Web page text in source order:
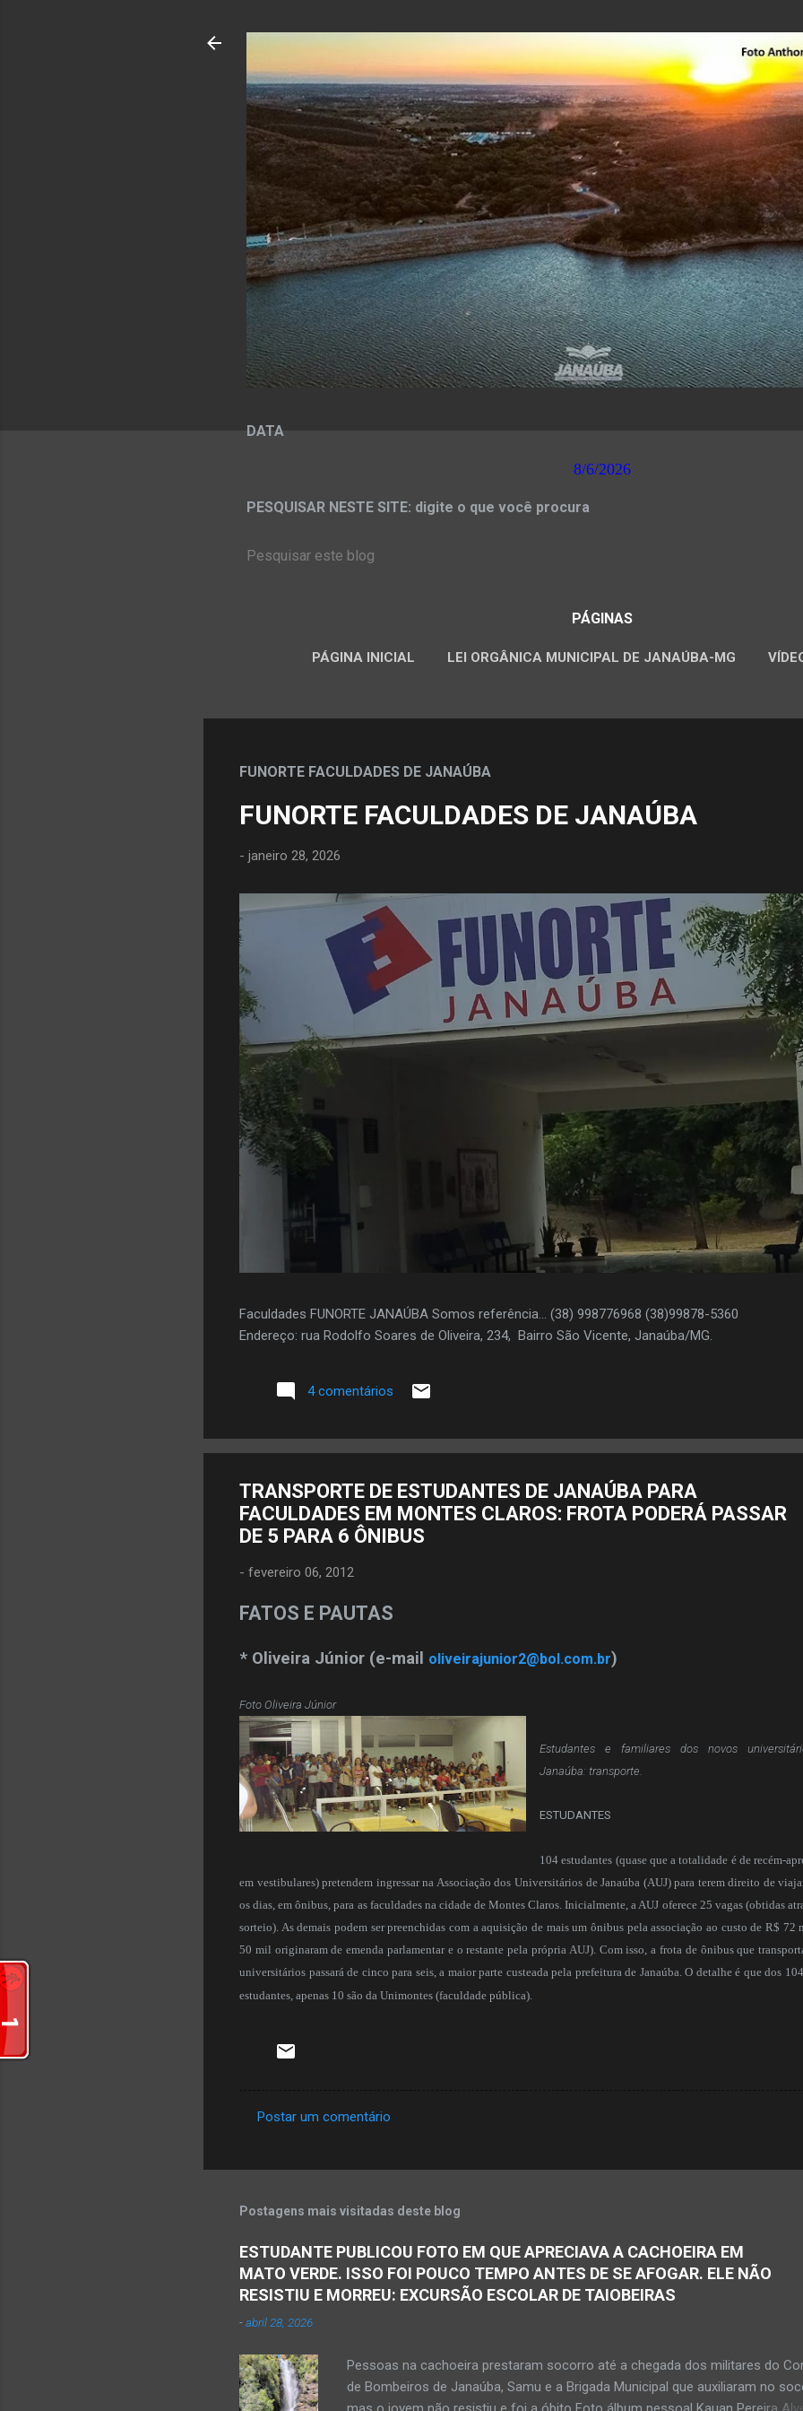
DATA
8/6/2026
PESQUISAR NESTE SITE: digite o que você procura
PÁGINAS
PÁGINA INICIAL LEI ORGÂNICA MUNICIPAL DE JANAÚBA-MG
FUNORTE FACULDADES DE JANAÚBA
FUNORTE FACULDADES DE JANAÚBA
- janeiro 28, 2026
Faculdades FUNORTE JANAÚBA Somos referência... (38) 998776968 (38)99878-5360
Endereço: rua Rodolfo Soares de Oliveira, 234, Bairro São Vicente, Janaúba/MG.
4 comentários
TRANSPORTE DE ESTUDANTES DE JANAÚBA PARA
FACULDADES EM MONTES CLAROS: FROTA PODERÁ PASSAR
DE 5 PARA 6 ÔNIBUS
- fevereiro 06, 2012
FATOS E PAUTAS
* Oliveira Júnior (e-mail oliveirajunior2@bol.com.br)
Foto Oliveira Júnior
Estudantes e familiares dos novos
Janaúba: transporte.
ESTUDANTES
104 estudantes (quase que a totalidade é de recém-
em vestibulares) pretendem ingressar na Associação dos Universitários de Janaúba (AUJ) para terem direito de
os dias, em ônibus, para as faculdades na cidade de Montes Claros. Inicialmente, a AUJ oferece 25 vagas (obtidas
sorteio). As demais podem ser preenchidas com a aquisição de mais um ônibus pela associação ao custo de R$ 72
50 mil originaram de emenda parlamentar e o restante pela própria AUJ). Com isso, a frota de ônibus que
universitários passará de cinco para seis, a maior parte custeada pela prefeitura de Janaúba. O detalhe é que dos
estudantes, apenas 10 são da Unimontes (faculdade pública).
e
t
á
o
s
Postar um comentário
Postagens mais visitadas deste blog
ESTUDANTE PUBLICOU FOTO EM QUE APRECIAVA A CACHOEIRA EM
MATO VERDE. ISSO FOI POUCO TEMPO ANTES DE SE AFOGAR. ELE NÃO
RESISTIU E MORREU: EXCURSÃO ESCOLAR DE TAIOBEIRAS
-abril 28, 2026
Pessoas na cachoeira prestaram socorro até a chegada dos militares do
de Bombeiros de Janaúba, Samu e a Brigada Municipal que auxiliaram no